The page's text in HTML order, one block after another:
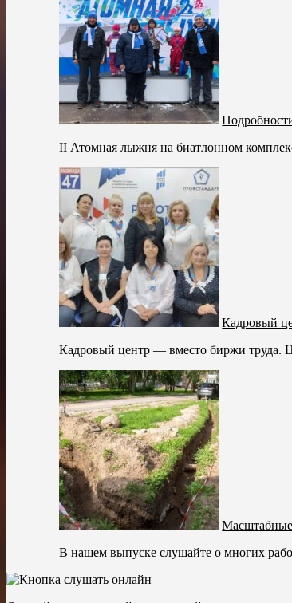
II Атомная лыжня на биатлонном
Кадровый
Кадровый центр — вместо биржи труда.
В нашем выпуске слушайте о многих